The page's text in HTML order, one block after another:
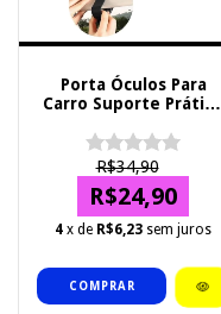
Porta Óculos Para
Carro Suporte Prático
R$34,90
R$24,90
4 x de R$6,23 sem juros